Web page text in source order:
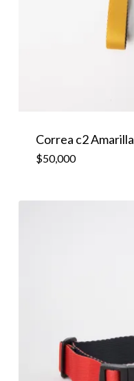
Correa c2 Amarilla
$50,000